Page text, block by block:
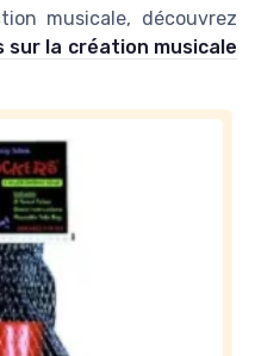
musicale, découvrez
sur la création musicale